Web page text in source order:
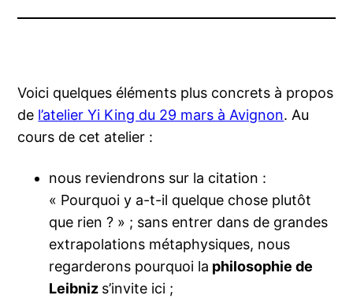
Voici quelques éléments plus concrets à propos
de l’atelier Yi King du 29 mars à Avignon. Au
cours de cet atelier :
nous reviendrons sur la citation :
« Pourquoi y a-t-il quelque chose plutôt
que rien ? » ; sans entrer dans de grandes
extrapolations métaphysiques, nous
regarderons pourquoi la philosophie de
Leibniz s’invite ici ;